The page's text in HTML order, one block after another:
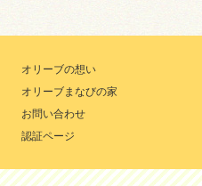
オリーブの想い
オリーブまなびの家
お問い合わせ
認証ページ